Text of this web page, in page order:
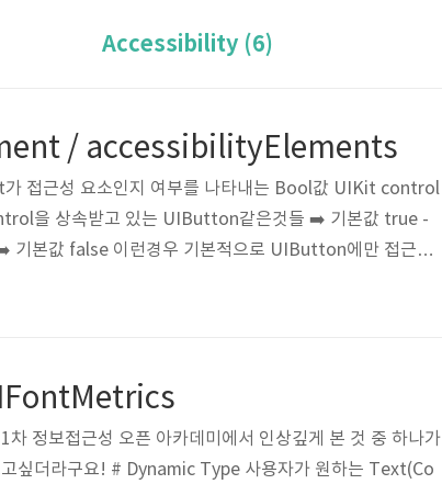
Accessibility (6)
/ accessibilityElements
접근성 요소인지 여부를 나타내는 Bool값 UIKit control
을 상속받고 있는 UIButton같은것들 ➡️ 기본값 true -
본값 false 이런경우 기본적으로 UIButton에만 접근성
색 View에도 접근성 요소에 포함하려면, self.myView.isAc
정보접근성 오픈 아카데미에서 인상깊게 본 것 중 하나가
싶더라구요! # Dynamic Type 사용자가 원하는 Text(Co